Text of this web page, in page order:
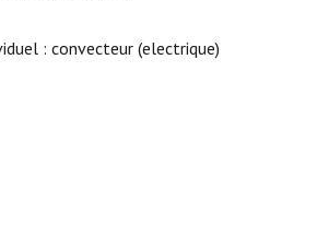
: convecteur (electrique)